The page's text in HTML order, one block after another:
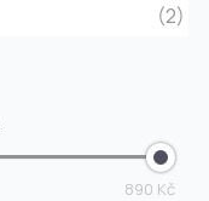
(2)
890 Kč